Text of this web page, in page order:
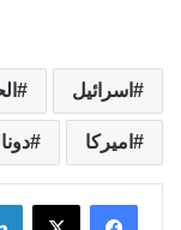
اسرائيل
اميركا